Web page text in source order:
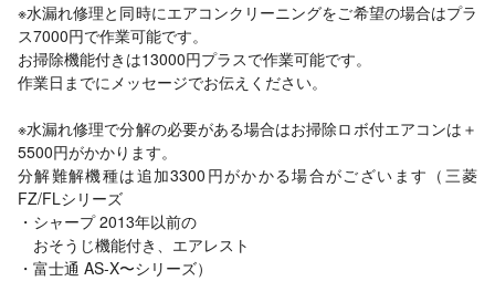
※水漏れ修理と同時にエアコンクリーニングをご希望の場合はプラ
ス7000円で作業可能です。
お掃除機能付きは13000円プラスで作業可能です。
作業日までにメッセージでお伝えください。
※水漏れ修理で分解の必要がある場合はお掃除ロボ付エアコンは＋
5500円がかかります。
分解難解機種は追加3300円がかかる場合がございます（三菱
FZ/FLシリーズ
・シャープ 2013年以前の
おそうじ機能付き、エアレスト
・富士通 AS-X〜シリーズ）